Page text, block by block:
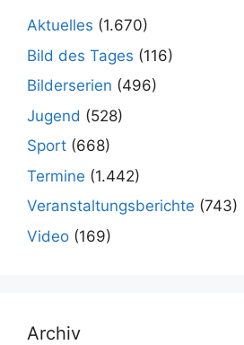
Aktuelles (1.670)
Bild des Tages (116)
Bilderserien (496)
Jugend (528)
Sport (668)
Termine (1.442)
Veranstaltungsberichte (743)
Video (169)
Archiv